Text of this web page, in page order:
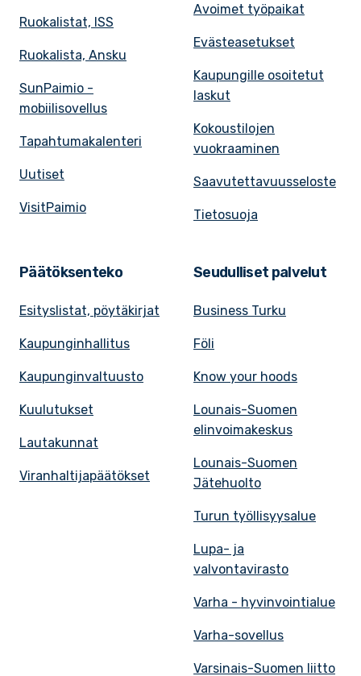
Ruokalistat, ISS
Ruokalista, Ansku
SunPaimio -
mobiilisovellus
Tapahtumakalenteri
Uutiset
VisitPaimio
Avoimet työpaikat
Evästeasetukset
Kaupungille osoitetut
laskut
Kokoustilojen
vuokraaminen
Saavutettavuusseloste
Tietosuoja
Päätöksenteko
Esityslistat, pöytäkirjat
Kaupunginhallitus
Kaupunginvaltuusto
Kuulutukset
Lautakunnat
Viranhaltijapäätökset
Seudulliset palvelut
Business Turku
Föli
Know your hoods
Lounais-Suomen
elinvoimakeskus
Lounais-Suomen
Jätehuolto
Turun työllisyysalue
Lupa- ja
valvontavirasto
Varha - hyvinvointialue
Varha-sovellus
Varsinais-Suomen liitto